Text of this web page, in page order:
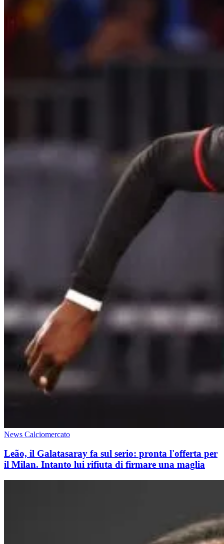
News Calciomercato
Leão, il Galatasaray fa sul serio: pronta l'offerta per
il Milan. Intanto lui rifiuta di firmare una maglia